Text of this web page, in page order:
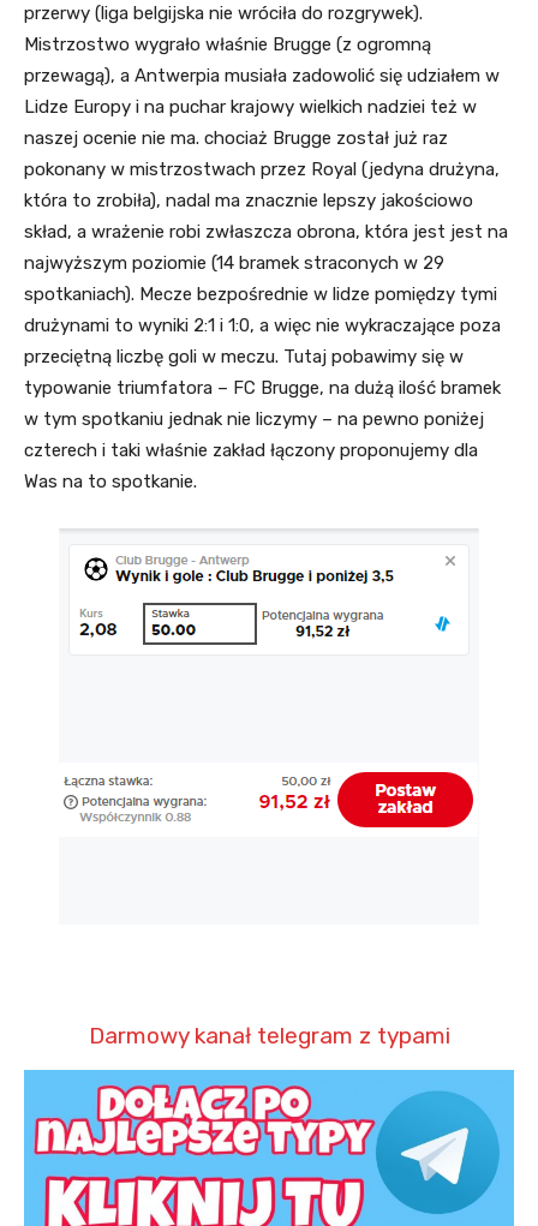
przerwy (liga belgijska nie wróciła do rozgrywek).
Mistrzostwo wygrało właśnie Brugge (z ogromną
przewagą), a Antwerpia musiała zadowolić się udziałem w
Lidze Europy i na puchar krajowy wielkich nadziei też w
naszej ocenie nie ma. chociaż Brugge został już raz
pokonany w mistrzostwach przez Royal (jedyna drużyna,
która to zrobiła), nadal ma znacznie lepszy jakościowo
skład, a wrażenie robi zwłaszcza obrona, która jest jest na
najwyższym poziomie (14 bramek straconych w 29
spotkaniach). Mecze bezpośrednie w lidze pomiędzy tymi
drużynami to wyniki 2:1 i 1:0, a więc nie wykraczające poza
przeciętną liczbę goli w meczu. Tutaj pobawimy się w
typowanie triumfatora – FC Brugge, na dużą ilość bramek
w tym spotkaniu jednak nie liczymy – na pewno poniżej
czterech i taki właśnie zakład łączony proponujemy dla
Was na to spotkanie.
Darmowy kanał telegram z typami